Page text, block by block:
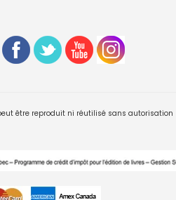
être reproduit ni réutilisé sans autorisation